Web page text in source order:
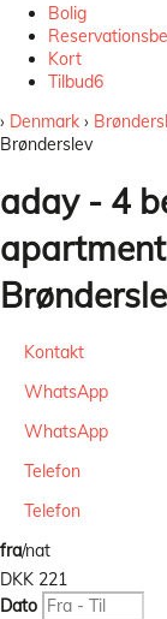
Bolig
Kort
Tilbud6
› Denmark ›
Brønderslev
aday - 4
Kontakt
WhatsApp
WhatsApp
Telefon
Telefon
fra/nat
DKK 221
Dato